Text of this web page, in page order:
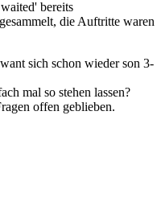
bereits
die Auftritte waren
sich schon wieder son 3-
mal so stehen lassen?
offen geblieben.